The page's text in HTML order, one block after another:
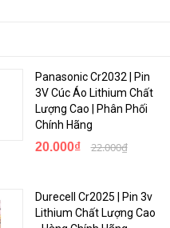
Panasonic Cr2032 | Pin
3V Cúc Áo Lithium Chất
Lượng Cao | Phân Phối
Chính Hãng
20.000₫ 22.000₫
Durecell Cr2025 | Pin 3v
Lithium Chất Lượng Cao